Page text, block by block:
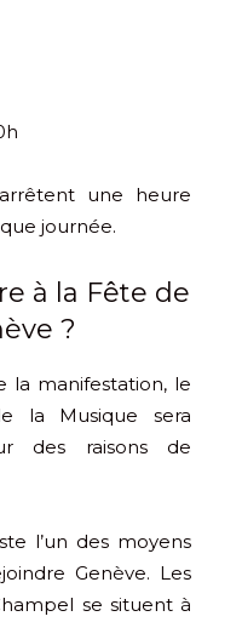
une heure
journée.
à la Fête de
?
la manifestation, le
la Musique sera
des raisons de
l’un des moyens
Genève. Les
se situent à